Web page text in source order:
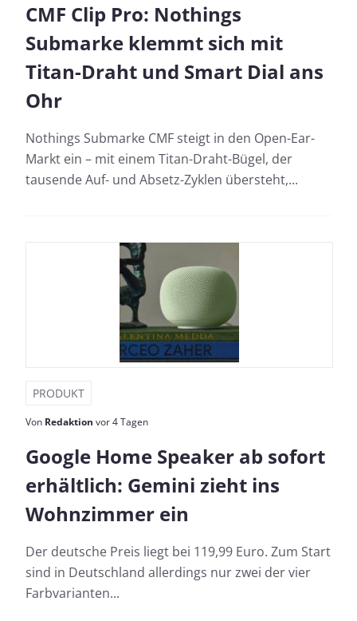
CMF Clip Pro: Nothings
Submarke klemmt sich mit
Titan-Draht und Smart Dial ans
Ohr
Nothings Submarke CMF steigt in den Open-Ear-
Markt ein – mit einem Titan-Draht-Bügel, der
tausende Auf- und Absetz-Zyklen übersteht,...
PRODUKT
Von Redaktion vor 4 Tagen
Google Home Speaker ab sofort
erhältlich: Gemini zieht ins
Wohnzimmer ein
Der deutsche Preis liegt bei 119,99 Euro. Zum Start
sind in Deutschland allerdings nur zwei der vier
Farbvarianten...